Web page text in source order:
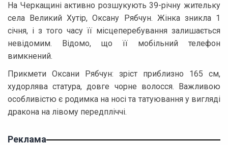
На Черкащині активно розшукують 39-річну жительку
села Великий Хутір, Оксану Рябчун. Жінка зникла 1
січня, і з того часу її місцеперебування залишається
невідомим. Відомо, що її мобільний телефон
вимкнений.
Прикмети Оксани Рябчун: зріст приблизно 165 см,
худорлява статура, довге чорне волосся. Важливою
особливістю є родимка на носі та татуювання у вигляді
дракона на лівому передпліччі.
Реклама